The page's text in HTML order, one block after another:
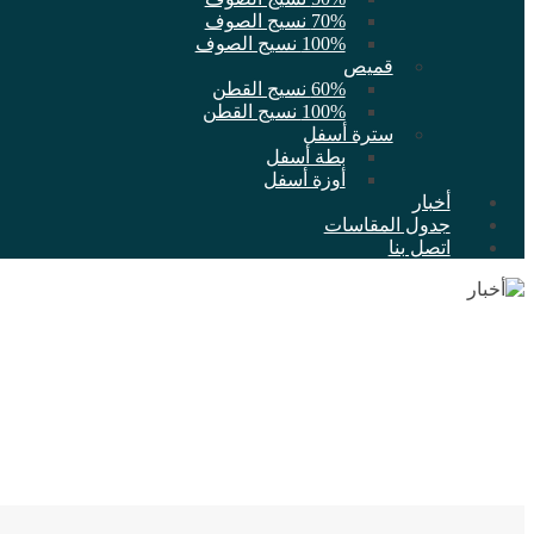
70% نسيج الصوف
100% نسيج الصوف
قميص
60% نسيج القطن
100% نسيج القطن
سترة أسفل
بطة أسفل
أوزة أسفل
أخبار
جدول المقاسات
اتصل بنا